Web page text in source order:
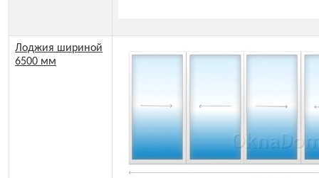
Лоджия шириной
6500 мм